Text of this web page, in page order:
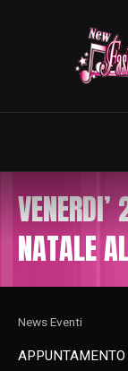
NATALE
News Eventi